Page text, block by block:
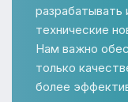
технические
Нам важно
только
более